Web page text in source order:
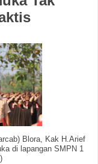
Blora, Kak H.Arief
di lapangan SMPN 1